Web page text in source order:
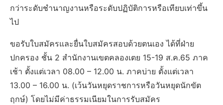
กว่าระดับชำนาญงานหรือระดับปฏิบัติการหรือเทียบเท่าขึ้น
ไป
ขอรับใบสมัครและยื่นใบสมัครสอบด้วยตนเอง ได้ที่ฝ่าย
ปกครอง ชั้น 2 สำนักงานเขตคลองเตย 15-19 ส.ค.65 ภาค
เช้า ตั้งแต่เวลา 08.00 – 12.00 น. ภาคบ่าย ตั้งแต่เวลา
13.00 – 16.00 น. (เว้นวันหยุดราชการหรือวันหยุดนักขัต
ฤกษ์) โดยไม่มีค่าธรรมเนียมในการรับสมัคร